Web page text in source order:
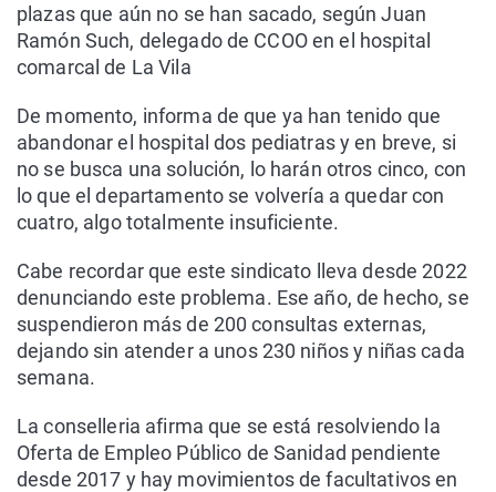
plazas que aún no se han sacado, según Juan
Ramón Such, delegado de CCOO en el hospital
comarcal de La Vila
De momento, informa de que ya han tenido que
abandonar el hospital dos pediatras y en breve, si
no se busca una solución, lo harán otros cinco, con
lo que el departamento se volvería a quedar con
cuatro, algo totalmente insuficiente.
Cabe recordar que este sindicato lleva desde 2022
denunciando este problema. Ese año, de hecho, se
suspendieron más de 200 consultas externas,
dejando sin atender a unos 230 niños y niñas cada
semana.
La conselleria afirma que se está resolviendo la
Oferta de Empleo Público de Sanidad pendiente
desde 2017 y hay movimientos de facultativos en